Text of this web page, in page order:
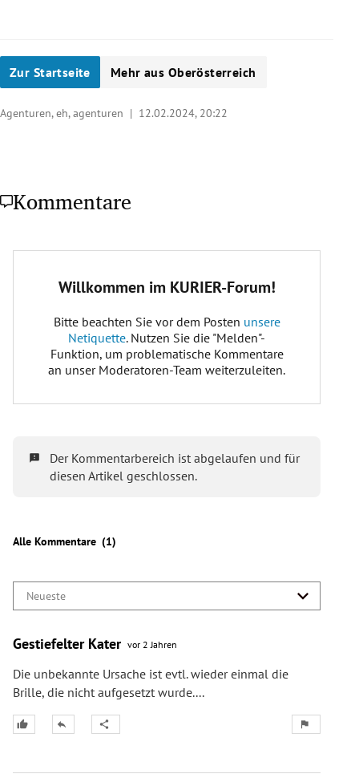
Zur Startseite Mehr aus Oberösterreich
Agenturen, eh, agenturen | 12.02.2024, 20:22
Kommentare